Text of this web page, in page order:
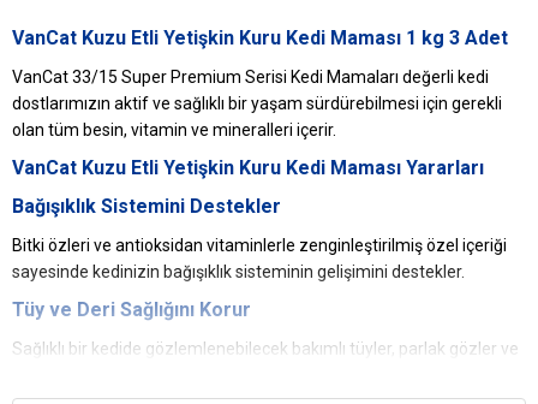
VanCat Kuzu Etli Yetişkin Kuru Kedi Maması 1 kg 3 Adet
VanCat 33/15 Super Premium Serisi Kedi Mamaları değerli kedi
dostlarımızın aktif ve sağlıklı bir yaşam sürdürebilmesi için gerekli
olan tüm besin, vitamin ve mineralleri içerir.
VanCat Kuzu Etli Yetişkin Kuru Kedi Maması Yararları
Bağışıklık Sistemini Destekler
Bitki özleri ve antioksidan vitaminlerle zenginleştirilmiş özel içeriği
sayesinde kedinizin bağışıklık sisteminin gelişimini destekler.
Tüy ve Deri Sağlığını Korur
Sağlıklı bir kedide gözlemlenebilecek bakımlı tüyler, parlak gözler ve